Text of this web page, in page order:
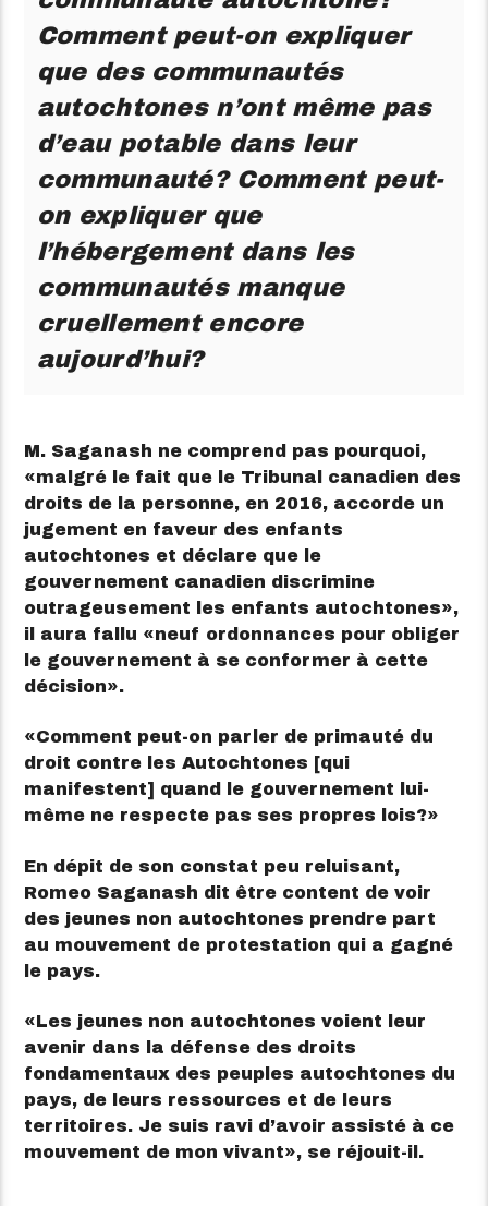
Comment peut-on expliquer
que des communautés
autochtones n’ont même pas
d’eau potable dans leur
communauté? Comment peut-
on expliquer que
l’hébergement dans les
communautés manque
cruellement encore
aujourd’hui?
M. Saganash ne comprend pas pourquoi,
malgré le fait que le Tribunal canadien des
droits de la personne, en 2016, accorde un
jugement en faveur des enfants
autochtones et déclare que le
gouvernement canadien discrimine
outrageusement les enfants autochtones
,
il aura fallu
neuf ordonnances pour obliger
le gouvernement à se conformer à cette
décision
.
Comment peut-on parler de primauté du
droit contre les Autochtones [qui
manifestent] quand le gouvernement lui-
même ne respecte pas ses propres lois?
En dépit de son constat peu reluisant,
Romeo Saganash dit être content de voir
des jeunes non autochtones prendre part
au mouvement de protestation qui a gagné
le pays.
Les jeunes non autochtones voient leur
avenir dans la défense des droits
fondamentaux des peuples autochtones du
pays, de leurs ressources et de leurs
territoires. Je suis ravi d’avoir assisté à ce
mouvement de mon vivant
, se réjouit-il.